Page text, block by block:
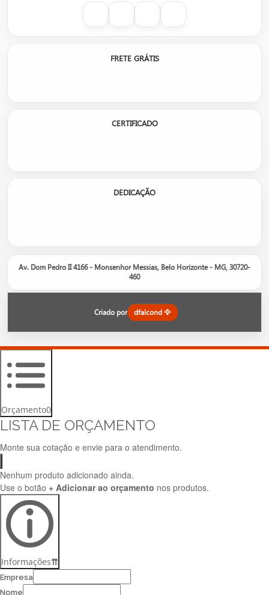
FRETE GRÁTIS
CERTIFICADO
DEDICAÇÃO
Av. Dom Pedro II 4166 - Monsenhor Messias, Belo Horizonte - MG, 30720-
460
Criado por dfalcond 🦅
Orçamento0
LISTA DE ORÇAMENTO
Monte sua cotação e envie para o atendimento.
Nenhum produto adicionado ainda.
Use o botão + Adicionar ao orçamento nos produtos.
Informações⇈
Empresa
Nome